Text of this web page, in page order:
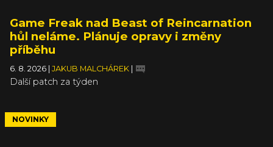
Game Freak nad Beast of Reincarnation
hůl neláme. Plánuje opravy i změny
příběhu
6. 8. 2026 | JAKUB MALCHÁREK |
Další patch za týden
NOVINKY